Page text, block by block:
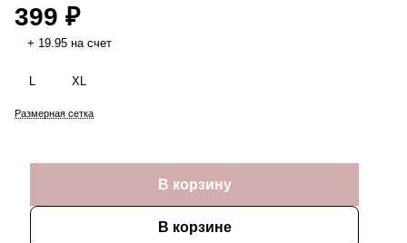
399 ₽
+ 19.95 на счет
L XL
Размерная сетка
В корзину
В корзине